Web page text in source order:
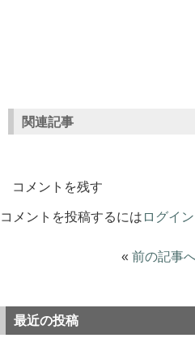
関連記事
コメントを残す
コメントを投稿するには ログイン
« 前の記事
最近の投稿